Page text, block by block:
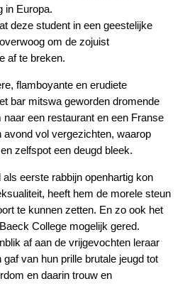
in Europa.
deze student in een geestelijke
om de zojuist
af te breken.
flamboyante en erudiete
bar mitswa geworden dromende
een restaurant en een Franse
vol vergezichten, waarop
zelfspot een deugd bleek.
eerste rabbijn openhartig kon
heeft hem de morele steun
te kunnen zetten. En zo ook het
College mogelijk gered.
af aan de vrijgevochten leraar
van hun prille brutale jeugd tot
en daarin trouw en